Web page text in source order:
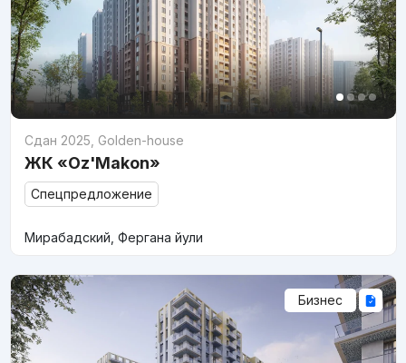
Сдан 2025 Golden-house
ЖК «Oz'Makon»
Спецпредложение
Мирабадский, Фергана йули
Бизнес